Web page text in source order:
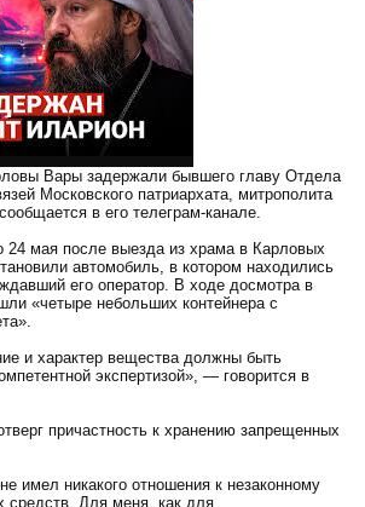
Вары задержали бывшего главу Отдела
Московского патриархата, митрополита
в его телеграм-канале.
24 мая после выезда из храма в Карловых
автомобиль, в котором находились
его оператор. В ходе досмотра в
«четыре небольших контейнера с
и характер вещества должны быть
экспертизой», — говорится в
причастность к хранению запрещенных
имел никакого отношения к незаконному
средств. Для меня, как для